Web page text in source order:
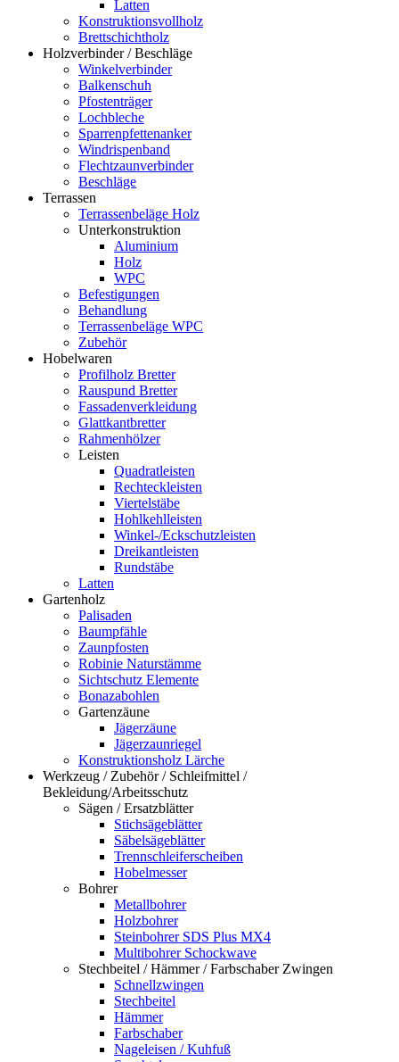
Latten
Konstruktionsvollholz
Brettschichtholz
Holzverbinder / Beschläge
Winkelverbinder
Balkenschuh
Pfostenträger
Lochbleche
Sparrenpfettenanker
Windrispenband
Flechtzaunverbinder
Beschläge
Terrassen
Terrassenbeläge Holz
Unterkonstruktion
Aluminium
Holz
WPC
Befestigungen
Behandlung
Terrassenbeläge WPC
Zubehör
Hobelwaren
Profilholz Bretter
Rauspund Bretter
Fassadenverkleidung
Glattkantbretter
Rahmenhölzer
Leisten
Quadratleisten
Rechteckleisten
Viertelstäbe
Hohlkehlleisten
Winkel-/Eckschutzleisten
Dreikantleisten
Rundstäbe
Latten
Gartenholz
Palisaden
Baumpfähle
Zaunpfosten
Robinie Naturstämme
Sichtschutz Elemente
Bonazabohlen
Gartenzäune
Jägerzäune
Jägerzaunriegel
Konstruktionsholz Lärche
Werkzeug / Zubehör / Schleifmittel /
Bekleidung/Arbeitsschutz
Sägen / Ersatzblätter
Stichsägeblätter
Säbelsägeblätter
Trennschleiferscheiben
Hobelmesser
Bohrer
Metallbohrer
Holzbohrer
Steinbohrer SDS Plus MX4
Multibohrer Schockwave
Stechbeitel / Hämmer / Farbschaber Zwingen
Schnellzwingen
Stechbeitel
Hämmer
Farbschaber
Nageleisen / Kuhfuß